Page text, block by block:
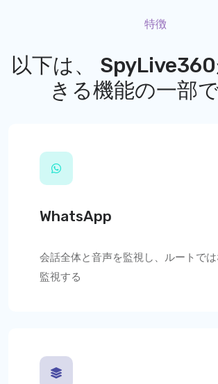
特徴
以下は、 SpyLive360
きる機能の一部で
WhatsApp
会話全体と音声を監視し、ルートで
監視する